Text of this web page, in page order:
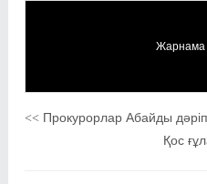
Жарнама
<<Прокурорлар Абайды
Қос